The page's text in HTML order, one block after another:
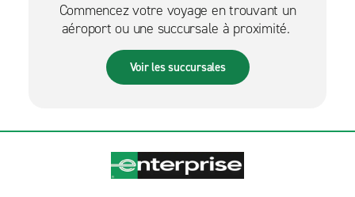
Commencez votre voyage en trouvant un
aéroport ou une succursale à proximité.
Voir les succursales